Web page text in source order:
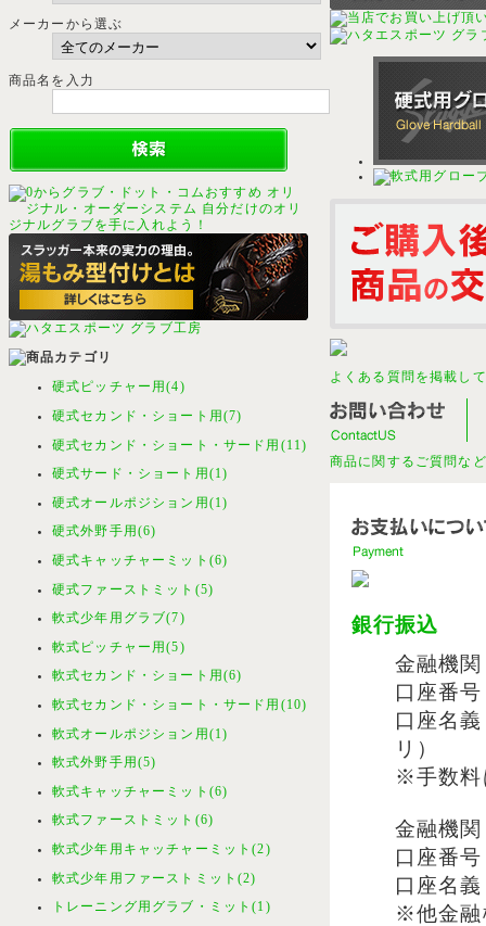
メーカーから選ぶ
商品名を入力
硬式ピッチャー用(4)
硬式セカンド・ショート用(7)
硬式セカンド・ショート・サード用(11)
硬式サード・ショート用(1)
硬式オールポジション用(1)
硬式外野手用(6)
硬式キャッチャーミット(6)
硬式ファーストミット(5)
軟式少年用グラブ(7)
軟式ピッチャー用(5)
軟式セカンド・ショート用(6)
軟式セカンド・ショート・サード用(10)
軟式オールポジション用(1)
軟式外野手用(5)
軟式キャッチャーミット(6)
軟式ファーストミット(6)
軟式少年用キャッチャーミット(2)
軟式少年用ファーストミット(2)
トレーニング用グラブ・ミット(1)
よくある質問を掲載し
商品に関するご質問な
銀行振込
金融機
口座番
口座名
リ）
※手数料
金融機
口座番
口座名
※他金融